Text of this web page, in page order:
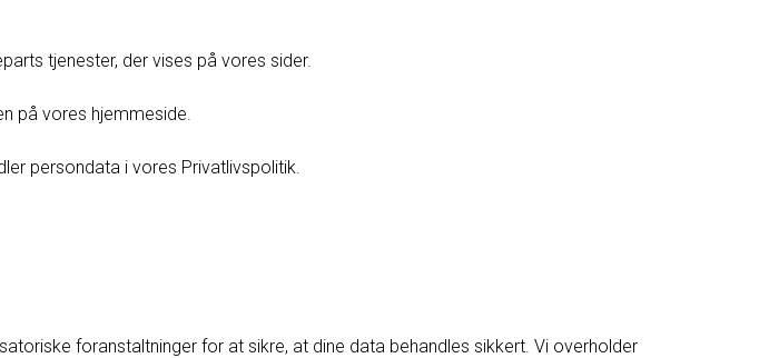
tjenester, der vises på vores sider.
på vores hjemmeside.
persondata i vores Privatlivspolitik.
foranstaltninger for at sikre, at dine data behandles sikkert. Vi overholder